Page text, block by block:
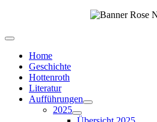
Home
Geschichte
Hottenroth
Literatur
Aufführungen
2025